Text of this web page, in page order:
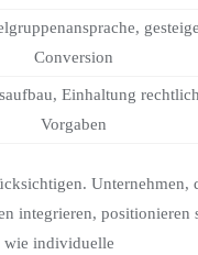
Conversion
Einhaltung
Vorgaben
Unternehmen,
integrieren, positionieren
wie individuelle